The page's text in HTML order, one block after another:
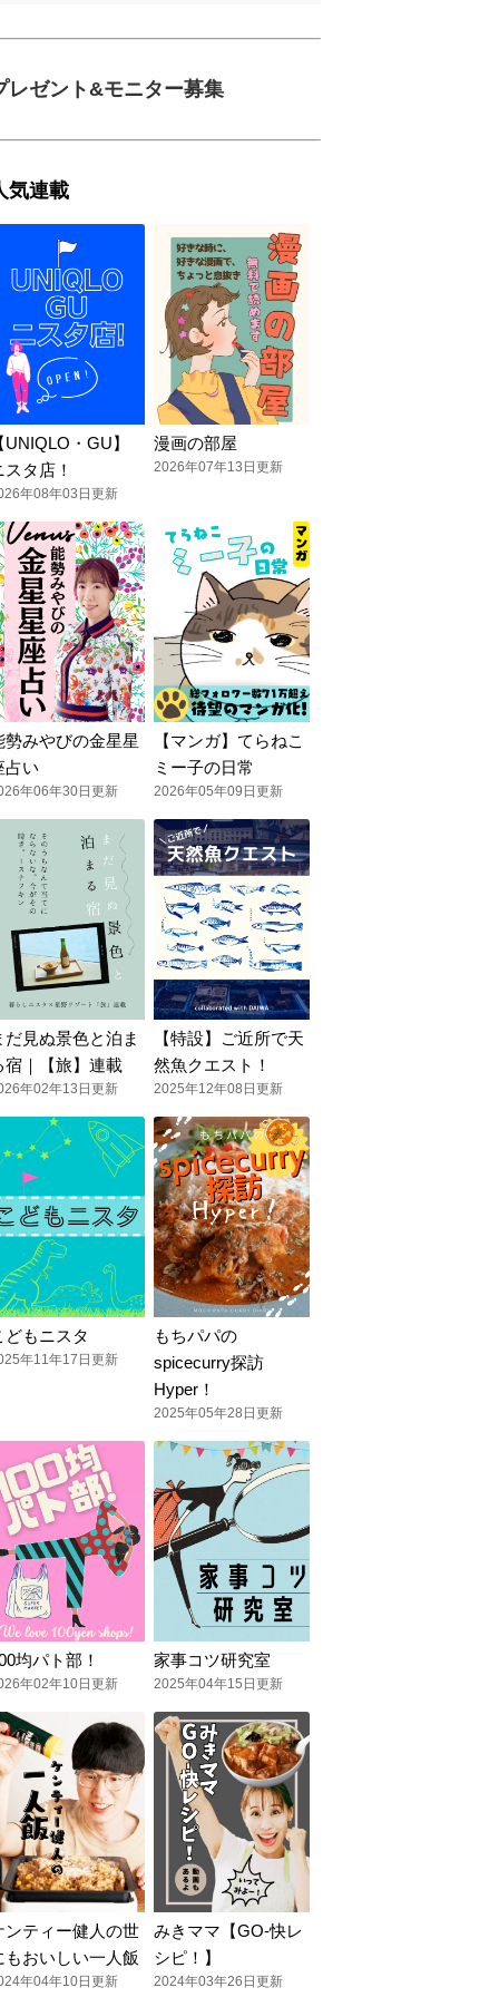
レゼント&モニター募集
気連載
UNIQLO・GU】
スタ店！
年08年03日更新
漫画の部屋
2026年07年13日更新
勢みやびの金星星
占い
年06年30日更新
【マンガ】てらねこ
ミー子の日常
2026年05年09日更新
だ見ぬ景色と泊ま
宿｜【旅】連載
年02年13日更新
【特設】ご近所で天
然魚クエスト！
2025年12年08日更新
どもニスタ
年11年17日更新
もちパパの
spicecurry探訪
Hyper！
2025年05年28日更新
均パト部！
年02年10日更新
家事コツ研究室
2025年04年15日更新
ンティー健人の世
もおいしい一人飯
年04年10日更新
みきママ【GO-快レ
シピ！】
2024年03年26日更新